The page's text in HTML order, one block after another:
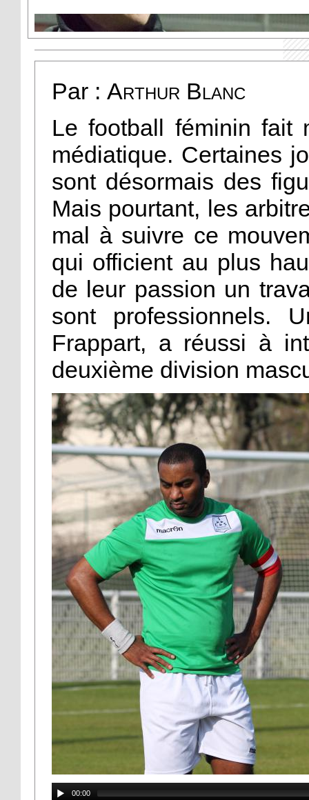
Par : Arthur Blanc
Le football féminin fait
médiatique. Certaines
sont désormais des
Mais pourtant, les
mal à suivre ce
qui officient au plus
de leur passion un
sont professionnels.
Frappart, a réussi à
deuxième division
00:00